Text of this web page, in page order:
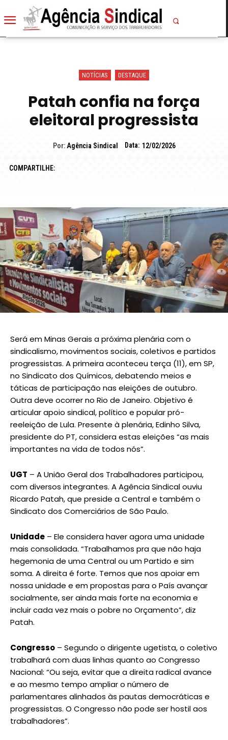
NOTÍCIAS DESTAQUE
Patah confia na força
eleitoral progressista
Por: Agência Sindical Data: 12/02/2026
COMPARTILHE:
Será em Minas Gerais a próxima plenária com o
sindicalismo, movimentos sociais, coletivos e partidos
progressistas. A primeira aconteceu terça (11), em SP,
no Sindicato dos Químicos, debatendo meios e
táticas de participação nas eleições de outubro.
Outra deve ocorrer no Rio de Janeiro. Objetivo é
articular apoio sindical, político e popular pró-
reeleição de Lula. Presente à plenária, Edinho Silva,
presidente do PT, considera estas eleições “as mais
importantes na vida de todos nós”.
UGT – A União Geral dos Trabalhadores participou,
com diversos integrantes. A Agência Sindical ouviu
Ricardo Patah, que preside a Central e também o
Sindicato dos Comerciários de São Paulo.
Unidade – Ele considera haver agora uma unidade
mais consolidada. “Trabalhamos pra que não haja
hegemonia de uma Central ou um Partido e sim
soma. A direita é forte. Temos que nos apoiar em
nossa unidade e em propostas para o País avançar
socialmente, ser ainda mais forte na economia e
incluir cada vez mais o pobre no Orçamento”, diz
Patah.
Congresso – Segundo o dirigente ugetista, o coletivo
trabalhará com duas linhas quanto ao Congresso
Nacional: “Ou seja, evitar que a direita radical avance
e ao mesmo tempo ampliar o número de
parlamentares alinhados às pautas democráticas e
progressistas. O Congresso não pode ser hostil aos
trabalhadores”.